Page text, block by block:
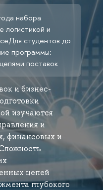
набора
логистикой и
студентов до
программы:
поставок
и бизнес-
изучаются
и
финансовых и
цепей
глубокого